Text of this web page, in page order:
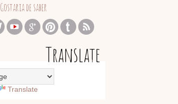
Gostaria de saber
Translate
Translate